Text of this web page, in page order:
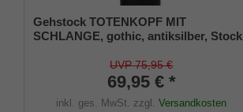
Gehstock TOTENKOPF MIT
SCHLANGE, gothic, antiksilber, Stock
UVP 75,95 €
69,95 € *
inkl. ges. MwSt. zzgl.Versandkosten